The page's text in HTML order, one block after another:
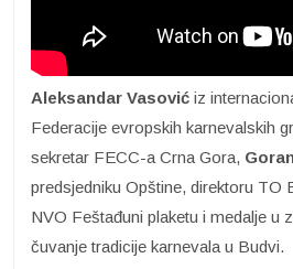
Aleksandar Vasović iz
Federacije evropskih karnevalskih
sekretar FECC-a Crna Gora,
predsjedniku Opštine, direktoru TO
NVO Feštađuni plaketu i medalje u
čuvanje tradicije karnevala u Budvi.